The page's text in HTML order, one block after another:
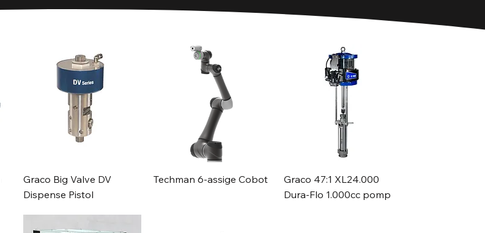
Graco Big Valve DV
Dispense Pistol
Techman 6-assige Cobot
Graco 47:1 XL24.000
Dura-Flo 1.000cc pomp